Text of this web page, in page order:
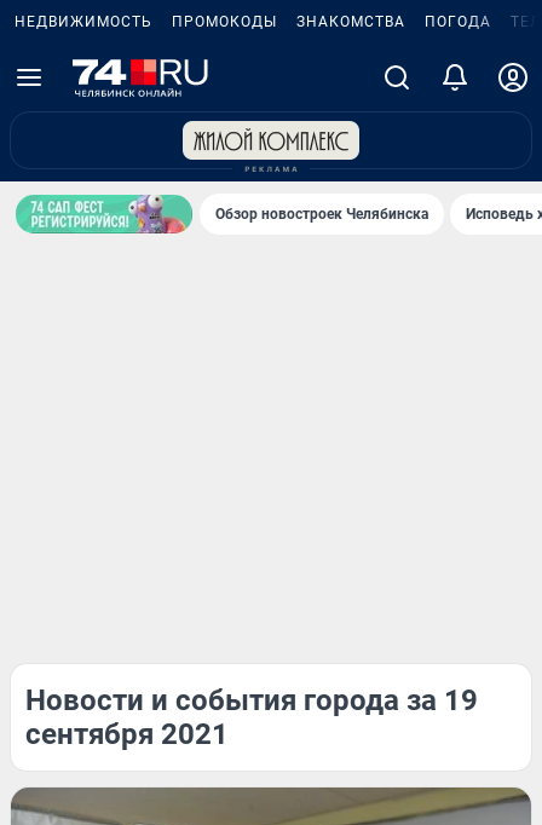
НЕДВИЖИМОСТЬ ПРОМОКОДЫ ЗНАКОМСТВА ПОГОДА
Обзор новостроек Челябинска Исповедь
Новости и события города за 19
сентября 2021